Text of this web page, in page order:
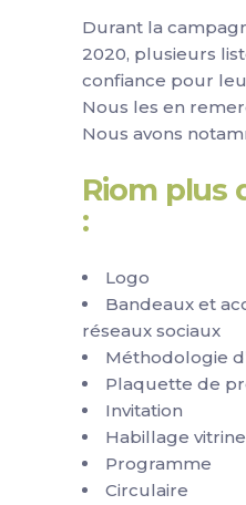
Durant la
2020, plusieurs
confiance pour
Nous les en
Nous avons
Riom plus
:
Logo
Bandeaux et
réseaux sociaux
Méthodologie
Plaquette de
Invitation
Habillage vitrine
Programme
Circulaire